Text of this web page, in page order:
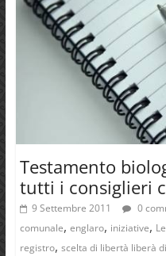
Testamento
tutti i consiglieri
9 Settembre 2011 0
comunale, englaro, iniziative,
registro, scelta di libertà liberà